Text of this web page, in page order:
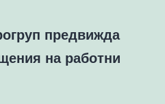
предвижда
на работни